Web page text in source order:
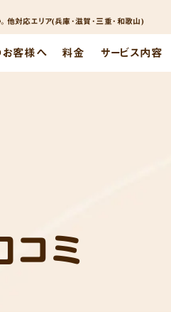
。他対応エリア(兵庫･滋賀･三重･和歌山)
客様へ 料金 サービス内容
コミ